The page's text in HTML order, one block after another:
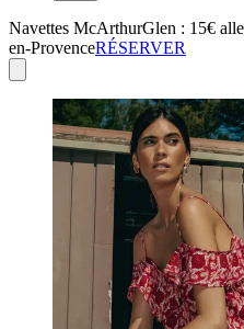
Navettes McArthurGlen : 15€
en-ProvenceRÉSERVER